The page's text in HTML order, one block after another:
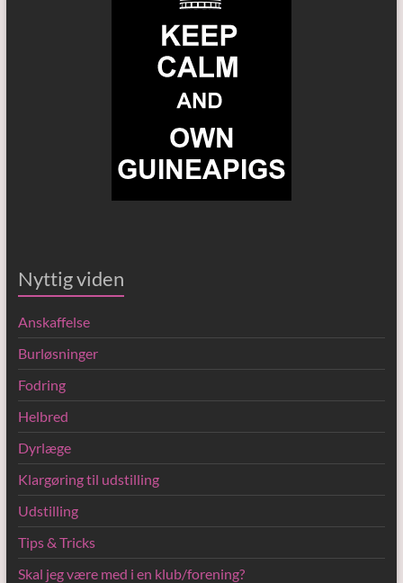
Nyttig viden
Anskaffelse
Burløsninger
Fodring
Helbred
Dyrlæge
Klargøring til udstilling
Udstilling
Tips & Tricks
Skal jeg være med i en klub/forening?